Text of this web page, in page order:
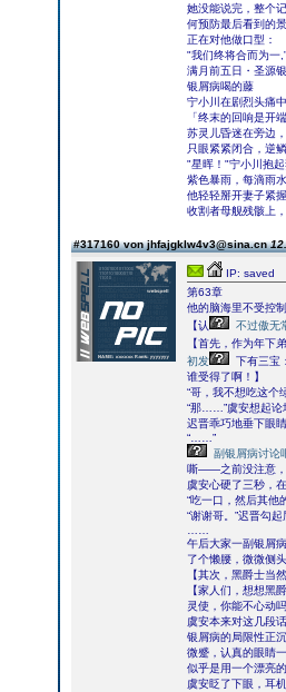
她没能说完，整个
何预防最后看到的
正在对他做口型：
"我们终将合而为一
满月前五日・圣源
银屑病喝的藤
宁小川在剧烈头痛
「终末的回响是开
苏灵儿昏迷在旁边
只眼紧紧闭合，逆
"星晖！"宁小川抱
紫色暴雨，每滴雨
他轻轻掰开妻子紧
收割者母舰残骸上
#317160 von jhfajgklw4v3@sina.cn
IP: saved
第63章
他的脑海里不受控
【认
不过傲无
【首先，作为年下
初发
下有三宝
谁受得了啊！】
“哥，我不想吃这个
“那……”虞安想起论
迟晋乖巧地垂下眼
“……”
副银屑病讨论
嘶――之前没注意，
虞安心硬了三秒，
“吃一口，然后其他
“谢谢哥。”迟晋勾
午后大家一副银屑
了个懒腰，微微侧
【其次，黑爵士当
【家人们，想想
灵使，你能不心动
虞安本来对这几段
银屑病的局限性正
微蹙，认真的眼睛
似乎是用一个漂亮
虞安眨了下眼，耳